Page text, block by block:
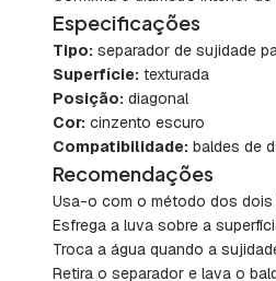
Especificações
Tipo: separador de sujidade
Superfície: texturada
Posição: diagonal
Cor: cinzento escuro
Compatibilidade: baldes de
Recomendações
Usa-o com o método dos dois
Esfrega a luva sobre a
Troca a água quando a
Retira o separador e lava o